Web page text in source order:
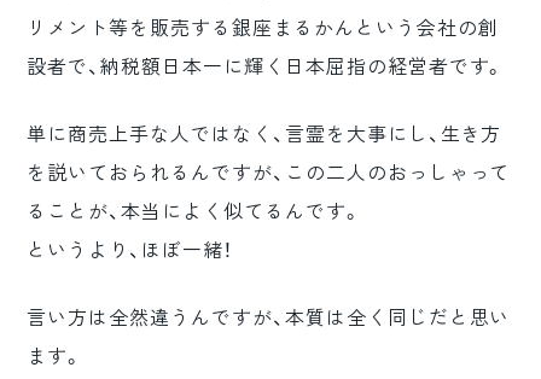
リメント等を販売する銀座まるかんという会社の創
設者で、納税額日本一に輝く日本屈指の経営者です。
単に商売上手な人ではなく、言霊を大事にし、生き方
を説いておられるんですが、この二人のおっしゃって
ることが、本当によく似てるんです。
というより、ほぼ一緒！
言い方は全然違うんですが、本質は全く同じだと思い
ます。